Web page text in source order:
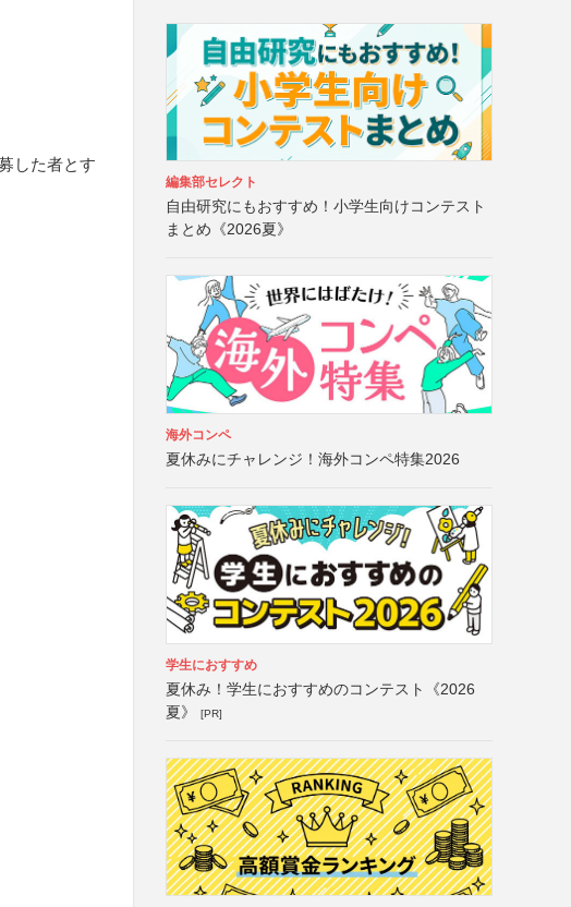
した者とす
編集部セレクト
自由研究にもおすすめ！小学生向けコンテスト
まとめ《2026夏》
海外コンペ
夏休みにチャレンジ！海外コンペ特集2026
学生におすすめ
夏休み！学生におすすめのコンテスト《2026
夏》
[PR]